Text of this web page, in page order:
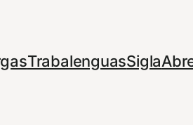
TrabalenguasSigla